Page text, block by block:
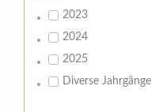
2023
2024
2025
Diverse Jahrgänge